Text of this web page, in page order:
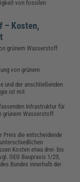
von fossilen
– Kosten,
grünem Wasserstoff
von grünem
und der anschließenden
ist mit
Infrastruktur für
grünem Wasserstoff
Preis die entscheidende
Kosten etwa drei- bis
GEG Baupraxis 1/23,
Bundes innerhalb der